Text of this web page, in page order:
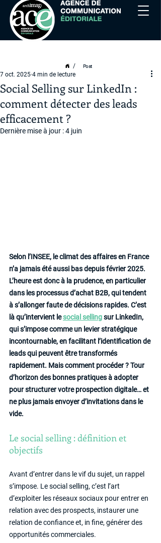
/ Post
Social Selling sur LinkedIn :
comment détecter des leads
efficacement ?
7 oct. 2025 4 min de lecture
Dernière mise à jour :4 juin
Selon l’INSEE, le climat des affaires en France
n’a jamais été aussi bas depuis février 2025.
L’heure est donc à la prudence, en particulier
dans les processus d’achat B2B, qui tendent
à s’allonger faute de décisions rapides. C’est
là qu’intervient le social selling sur LinkedIn,
qui s’impose comme un levier stratégique
incontournable, en facilitant l’identification de
leads qui peuvent être transformés
rapidement. Mais comment procéder ? Tour
d’horizon des bonnes pratiques à adopter
pour structurer votre prospection digitale… et
ne plus jamais envoyer d’invitations dans le
vide.
Le social selling : définition et
objectifs
Avant d’entrer dans le vif du sujet, un rappel
s’impose. Le social selling, c’est l’art
d’exploiter les réseaux sociaux pour entrer en
relation avec des prospects, instaurer une
relation de confiance et, in fine, générer des
opportunités commerciales.